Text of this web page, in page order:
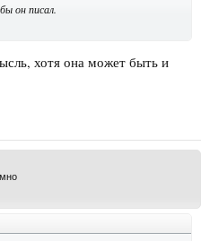
он писал.
хотя она может быть и